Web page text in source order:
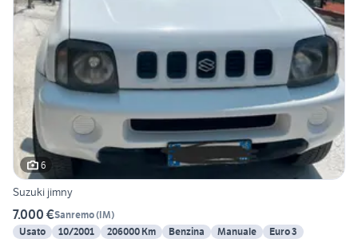
6
Suzuki jimny
7.000 €Sanremo(IM)
Usato
10/2001 206000 Km Benzina Manuale Euro 3